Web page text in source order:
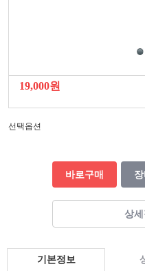
19,000원
선택옵션
바로구매
상세
기본정보